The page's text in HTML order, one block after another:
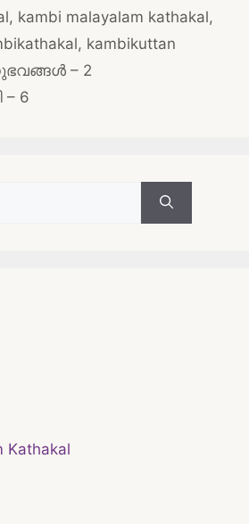
, kambi malayalam kathakal,
, kambikuttan
– 2
6
Kathakal